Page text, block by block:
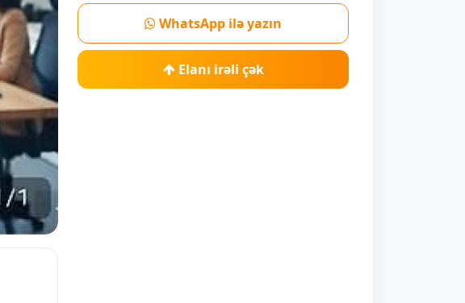
WhatsApp ilə yazın
Elanı irəli çək